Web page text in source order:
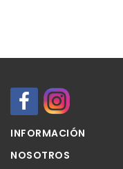
INFORMACIÓN
NOSOTROS